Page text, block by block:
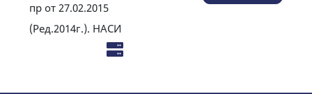
пр от 27.02.2015
(Ред.2014г.). НАСИ